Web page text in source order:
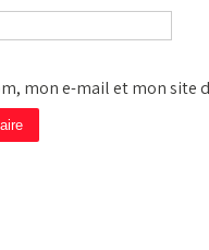
mon e-mail et mon site